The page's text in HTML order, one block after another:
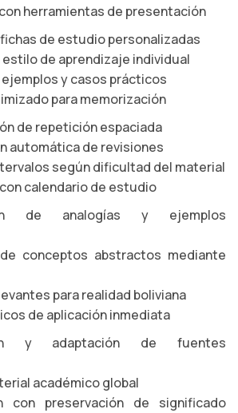
herramientas de presentación
de estudio personalizadas
estilo de aprendizaje individual
ejemplos y casos prácticos
para memorización
de repetición espaciada
automática de revisiones
según dificultad del material
calendario de estudio
de analogías y ejemplos
de conceptos abstractos mediante
para realidad boliviana
de aplicación inmediata
y adaptación de fuentes
académico global
con preservación de significado